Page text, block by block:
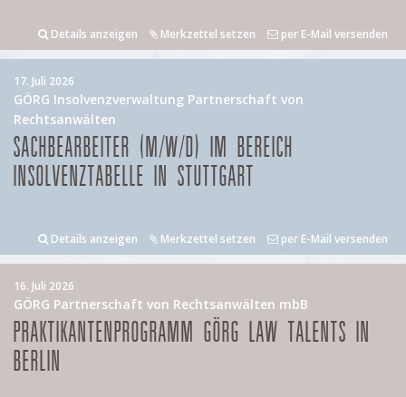
Details anzeigen Merkzettel setzen per E-Mail versenden
17. Juli 2026
GÖRG Insolvenzverwaltung Partnerschaft von
Rechtsanwälten
SACHBEARBEITER (M/W/D) IM BEREICH
INSOLVENZTABELLE IN STUTTGART
Details anzeigen Merkzettel setzen per E-Mail versenden
16. Juli 2026
GÖRG Partnerschaft von Rechtsanwälten mbB
PRAKTIKANTENPROGRAMM GÖRG LAW TALENTS IN
BERLIN